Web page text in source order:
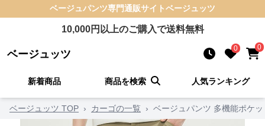
ベージュパンツ専門通販サイトベージュッツ
10,000円以上のご購入で送料無料
ベージュッツ 0 0
新着商品 商品を検索 人気ランキング
ベージュッツ TOP › カーゴの一覧 › ベージュパンツ 多機能ポケ